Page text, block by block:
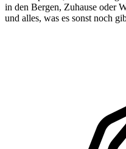
in den Bergen, Zuhause oder
und alles, was es sonst noch